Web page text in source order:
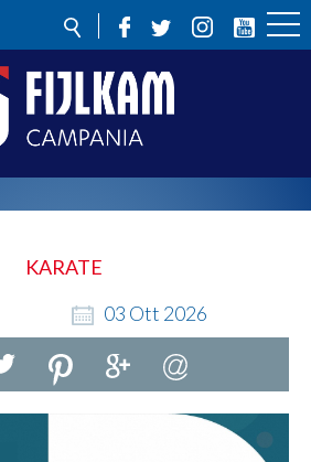
KARATE
03 Ott 2026